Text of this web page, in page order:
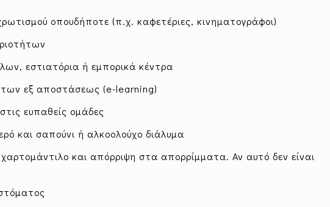
οπουδήποτε (π.χ. καφετέριες, κινηματογράφοι)
εστιατόρια ή εμπορικά κέντρα
εξ αποστάσεως (e-learning)
ευπαθείς ομάδες
και σαπούνι ή αλκοολούχο διάλυμα
και απόρριψη στα απορρίμματα. Αν αυτό δεν είναι